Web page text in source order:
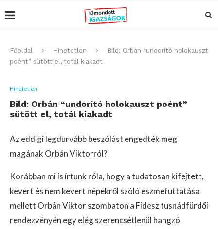
Főoldal Hihetetlen
Bild: Orbán “undorító holokauszt
poént” sütött el, totál kiakadt
Hihetetlen
Bild: Orbán “undorító holokauszt poént”
sütött el, totál kiakadt
Az eddigi legdurvább beszólást engedték meg
magának Orbán Viktorról?
Korábban mi is írtunk róla, hogy a tudatosan kifejtett,
kevert és nem kevert népekről szóló eszmefuttatása
mellett Orbán Viktor szombaton a Fidesz tusnádfürdői
rendezvényén egy elég szerencsétlenül hangzó